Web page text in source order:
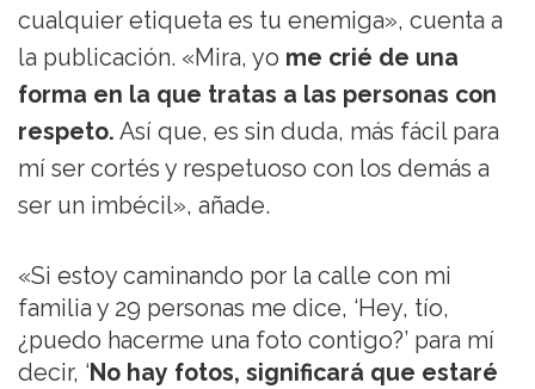
cualquier etiqueta es tu enemiga», cuenta a
la publicación. «Mira, yo me crié de una
forma en la que tratas a las personas con
respeto. Así que, es sin duda, más fácil para
mí ser cortés y respetuoso con los demás a
ser un imbécil», añade.
«Si estoy caminando por la calle con mi
familia y 29 personas me dice, ‘Hey, tío,
¿puedo hacerme una foto contigo?’ para mí
decir, ‘No hay fotos, significará que estaré